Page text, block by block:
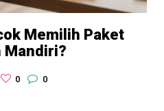
Memilih Paket
Mandiri?
0 0